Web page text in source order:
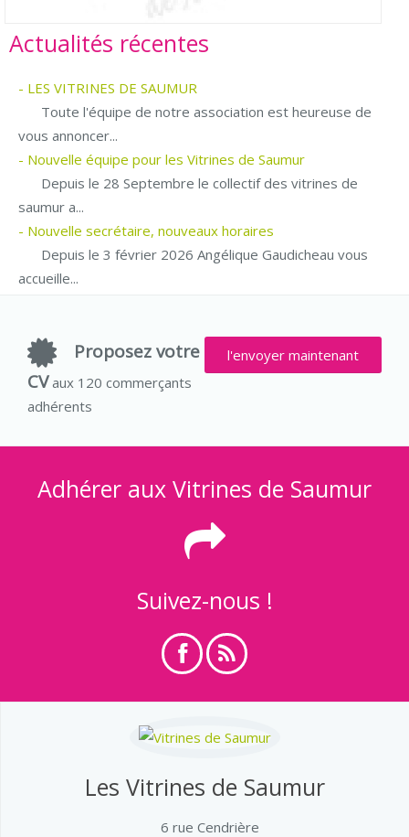
Actualités récentes
- LES VITRINES DE SAUMUR
Toute l'équipe de notre association est heureuse de
vous annoncer...
- Nouvelle équipe pour les Vitrines de Saumur
Depuis le 28 Septembre le collectif des vitrines de
saumur a...
- Nouvelle secrétaire, nouveaux horaires
Depuis le 3 février 2026 Angélique Gaudicheau vous
accueille...
l'envoyer maintenant
Proposez votre
CVaux 120 commerçants
adhérents
Adhérer aux Vitrines de Saumur
Suivez-nous !
Les Vitrines de Saumur
6 rue Cendrière